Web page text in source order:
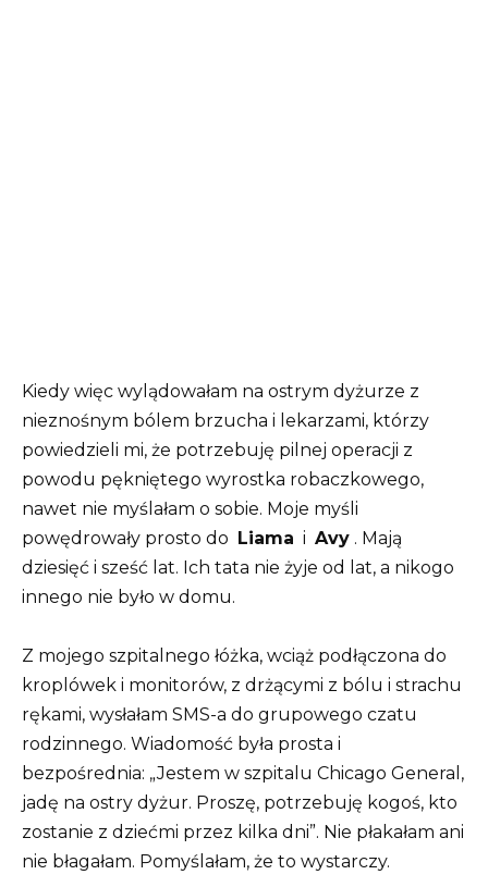
Kiedy więc wylądowałam na ostrym dyżurze z
nieznośnym bólem brzucha i lekarzami, którzy
powiedzieli mi, że potrzebuję pilnej operacji z
powodu pękniętego wyrostka robaczkowego,
nawet nie myślałam o sobie. Moje myśli
powędrowały prosto do Liama ​​i Avy . Mają
dziesięć i sześć lat. Ich tata nie żyje od lat, a nikogo
innego nie było w domu.
Z mojego szpitalnego łóżka, wciąż podłączona do
kroplówek i monitorów, z drżącymi z bólu i strachu
rękami, wysłałam SMS-a do grupowego czatu
rodzinnego. Wiadomość była prosta i
bezpośrednia: „Jestem w szpitalu Chicago General,
jadę na ostry dyżur. Proszę, potrzebuję kogoś, kto
zostanie z dziećmi przez kilka dni”. Nie płakałam ani
nie błagałam. Pomyślałam, że to wystarczy.